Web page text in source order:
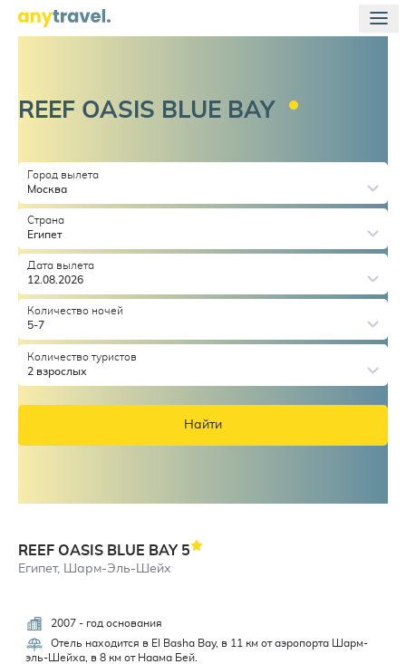
REEF OASIS BLUE BAY
Город вылета
Москва
Страна
Египет
Дата вылета
12.08.2026
Количество ночей
5-7
Количество туристов
2 взрослых
Найти
REEF OASIS BLUE BAY 5
Египет, Шарм-Эль-Шейх
2007 - год основания
Отель находится в El Basha Bay, в 11 км от аэропорта Шарм-
эль-Шейха, в 8 км от Наама Бей.